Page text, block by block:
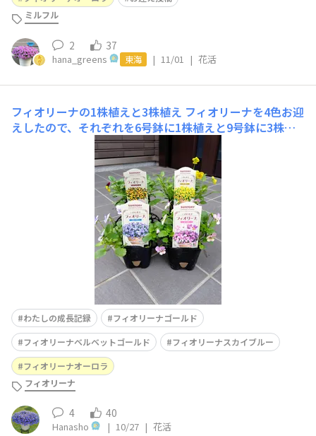
ミルフル
2 37
hana_greens 東海 | 11/01 | 花活
フィオリーナの1株植えと3株植え フィオリーナを4色お迎
えしたので、それぞれを6号鉢に1株植えと9号鉢に3株植
えにしました。前回の3株植えは10号浅鉢を使ったけど、
今回はよりこぼれ咲きさせたかったので径が小さく土の容
量が多い9号鉢にしてみました。どんな風に育つか楽しみ
です🌸6号鉢1株植え9号鉢3株植え前回育てた6号鉢1株植
わたしの成長記録
フィオリーナゴールド
フィオリーナベルベットゴールド
フィオリーナスカイブルー
フィオリーナオーロラ
フィオリーナ
4 40
Hanasho | 10/27 | 花活